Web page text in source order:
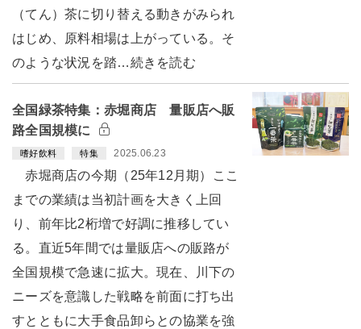
（てん）茶に切り替える動きがみられ
はじめ、原料相場は上がっている。そ
のような状況を踏…続きを読む
全国緑茶特集：赤堀商店 量販店へ販
路全国規模に
嗜好飲料 特集 2025.06.23
赤堀商店の今期（25年12月期）ここ
までの業績は当初計画を大きく上回
り、前年比2桁増で好調に推移してい
る。直近5年間では量販店への販路が
全国規模で急速に拡大。現在、川下の
ニーズを意識した戦略を前面に打ち出
すとともに大手食品卸らとの協業を強